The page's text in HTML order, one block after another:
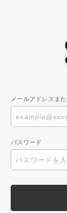
メールアドレスま
パスワード